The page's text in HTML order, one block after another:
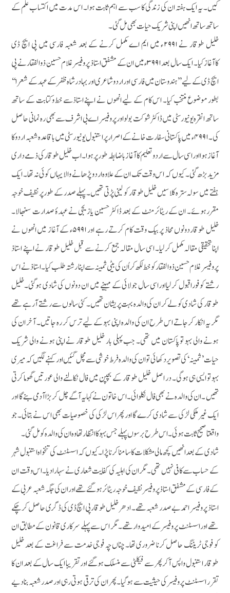
کیں۔ یہ ایک ہفتہ ان کی زندگی کا سب سے اہم ثابت ہوا۔ اس مدت میں اکتساب علم کے
ساتھ ساتھ انھیں اپنی شریک حیات بھی مل گئی۔
خلیل طوقار نے ۲۹۹۱ء میں ایم اے مکمل کرنے کے بعد شعبہ فارسی میں پی ایچ ڈی
کاآغازکیا۔ ایک سال بعد ۳۹۹۱ء میں ان کے مشفق استاذ پروفیسر غلام حسین ذوالفقار نے پی
ایچ ڈی کے لیے ’’ہندوستان میں فارسی اور اردو شاعری اور بہادر شاہ ظفر کے عہد کے شعرا‘‘
بطور موضوع منتخب کیا۔ اس کام کے لیے انھوں نے اپنے استاذسے خط وکتابت کے ساتھ
ساتھ انقرہ یونیورسٹی میں ڈاکٹر شوکت بولو اور پروفیسر اے بی اشرف سے بھی رہ نمانی حاصل
کی۔ ۴۹۹۱ء میں پاکستانی سفارت خانے کے اصرار پر استنبول یونیورسٹی میں باقاعدہ شعبہ اردو کا
آغاز ہوا اور اسی سال سے اردو تعلیم کاآغازباضابطہ طور پر ہوا۔ اب خلیل طوقار کی ذمے داری
مزیدبڑھ گئی۔ کیوں کہ اس وقت تک ان کے علاوہ اردو پڑھانے والا یہاں کوئی نہ تھا۔ ایک
ہفتے میں سولہ سترہ کلاسیں خلیل طوقار کو لینی پڑتی تھیں۔ پہلے صدر کے طور پر نظیف خوجہ
مقررہوئے۔ ان کے ریٹائر منٹ کے بعد ڈاکٹر حسین یازیجی نے عہدۂ صدارت سنبھالا۔
خلیل طوقاردونوں محاذ پر بیک وقت کام کرتے رہے اور ۵۹۹۱ء کے آغاز میں انھوں نے
اپناتحقیقی مقالہ مکمل کرلیا۔ اسی سال مقالہ جمع کرنے سے قبل خلیل طوقار نے اپنے استاذ
پروفیسر غلام حسین ذوالفقار کو خط لکھ کر اُن کی بیٹی ثمینہ سے اپنا رشتہ طلب کیا۔ استاذنے اس
رشتے کو فوراقبول کرلیااوراسی سال جولائی کے مہینے میں ان دونوں کی شادی ہوگئی۔خلیل
طوقار کی شادی کو لے کر ان کی والدہ بہت پریشان تھیں۔ کئی سالوں سے رشتے آرہے تھے
مگر یہ انکار کرجاتے اس طرح ان کی والدہ اپنی بہو کے لیے ترس کر رہ جاتیں۔ آخر ان کی
ہونے والی بہو تو پاکستان میں تھی۔ جب پہلی بار خلیل طوقار نے اپنی ہونے والی شریک
حیات ’ثمینہ‘کی تصویر دکھائی تو ان کی والدہ فرط خوشی سے مچل گئیں اور کہنے لگیں کہ میری
بہو تو ایسی ہی ہوگی۔ در اصل خلیل طوقار کے بچپن میں فال نکالنے والی عورتیں گھوما کرتی
تھیں ۔ ان کی والدہ نے بھی فال نکلوائی ۔ اس خاتون نے کہا یہ آگے چل کر بڑا آدمی بنے گا اور
ایک غیرملکی لڑکی سے شادی کرے گا اور پھر اس لڑکی کی خصوصیات بھی اس نے بتائی۔ جو
واقعتا صحیح ثابت ہوئی۔ اس طرح برسوں پہلے جس بہو کا انتظار تھا وہ ان کی والدہ کو مل گئی۔
شادی کے بعد انھیں کچھ مالی مشکلات کاسامناکرنا پڑا۔ کیوں کہ اسسٹنٹ کی تنخواہ استنبول شہر
کے حساب سے کافی نہیں تھی۔ مگر ان کی اہلیہ کی کفایت شعاری نے سہارا دیا۔ اس وقت ان
کے فارسی کے مشفق استاذپروفیسرنظیف خوجہ ریٹائر ہوگئے تھے اور ان کی جگہ شعبہ عربی کے
استاذ پروفیسر احمدبے صدر شعبہ تھے۔ ادھرخلیل طوقارپی ایچ ڈی کی ڈگری حاصل کرچکے
تھے اور اسسٹنٹ پروفیسر کے امیدوارتھے۔ مگر اس سے پہلے سرکاری قانون کے مطابق ان
کو فوجی ٹریننگ حاصل کرنا ضروری تھا۔چناں چہ فوجی خدمت سے فراغت کے بعد خلیل
طوقار استنبول واپس آکر پھر سے فیکلٹی سے منسلک ہوگئے اور تقریبا ایک سال کے بعد ان کا
تقرر اسسٹنٹ پروفیسر کی حیثیت سے ہوگیا۔ پھر ان کی ترقی ہوتی رہی اورصدرشعبہ بنادیے